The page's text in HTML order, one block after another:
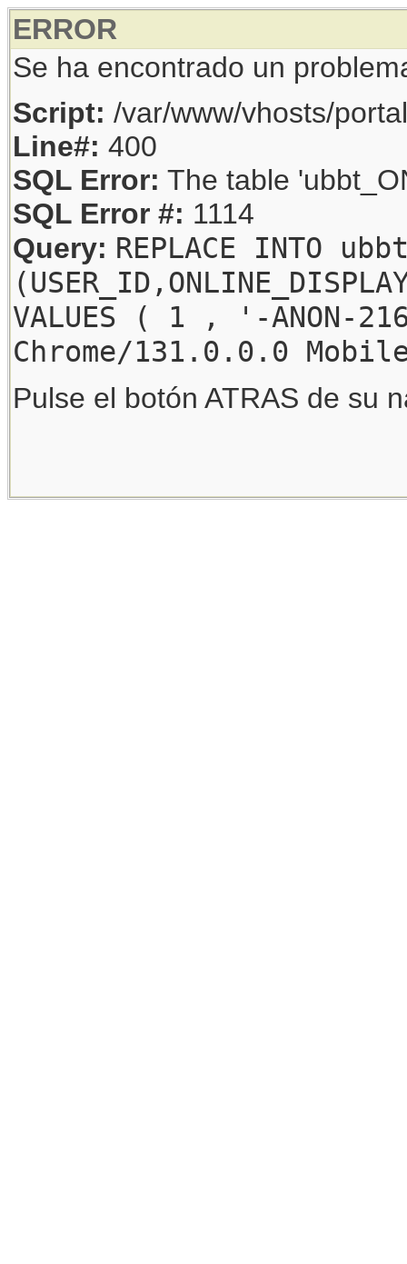
ERROR
Se ha encontrado un
Script: /var/www/vhosts/
Line#: 400
SQL Error: The table
SQL Error #: 1114
Query: REPLACE INTO
VALUES ( 1 , '-
Chrome/131.0.0.0
Pulse el botón ATRAS de su